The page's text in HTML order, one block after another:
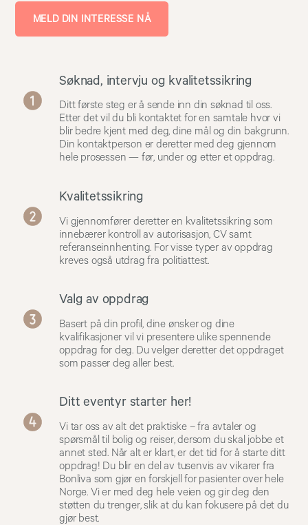
MELD DIN INTERESSE NÅ
Søknad, intervju og kvalitetssikring
Ditt første steg er å sende inn din søknad til oss.
Etter det vil du bli kontaktet for en samtale hvor vi
blir bedre kjent med deg, dine mål og din bakgrunn.
Din kontaktperson er deretter med deg gjennom
hele prosessen — før, under og etter et oppdrag.
Kvalitetssikring
Vi gjennomfører deretter en kvalitetssikring som
innebærer kontroll av autorisasjon, CV samt
referanseinnhenting. For visse typer av oppdrag
kreves også utdrag fra politiattest.
Valg av oppdrag
Basert på din profil, dine ønsker og dine
kvalifikasjoner vil vi presentere ulike spennende
oppdrag for deg. Du velger deretter det oppdraget
som passer deg aller best.
Ditt eventyr starter her!
Vi tar oss av alt det praktiske – fra avtaler og
spørsmål til bolig og reiser, dersom du skal jobbe et
annet sted. Når alt er klart, er det tid for å starte ditt
oppdrag! Du blir en del av tusenvis av vikarer fra
Bonliva som gjør en forskjell for pasienter over hele
Norge. Vi er med deg hele veien og gir deg den
støtten du trenger, slik at du kan fokusere på det du
gjør best.